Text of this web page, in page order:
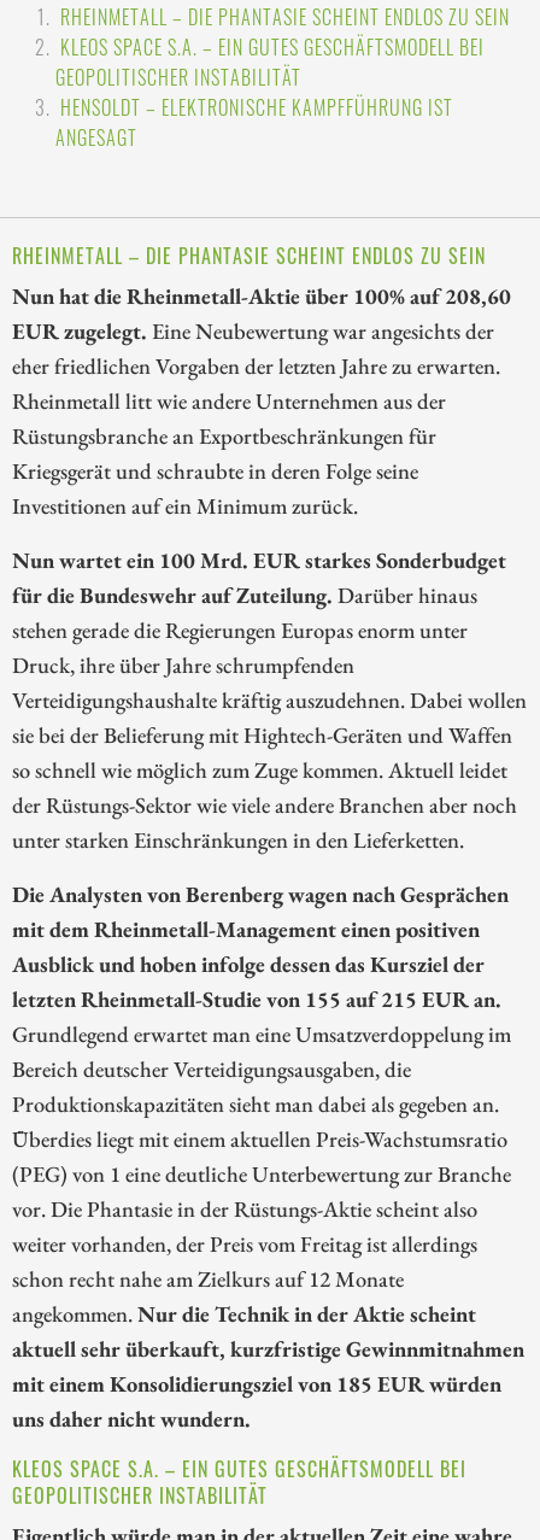
RHEINMETALL – DIE PHANTASIE SCHEINT ENDLOS ZU SEIN
KLEOS SPACE S.A. – EIN GUTES GESCHÄFTSMODELL BEI
GEOPOLITISCHER INSTABILITÄT
HENSOLDT – ELEKTRONISCHE KAMPFFÜHRUNG IST
ANGESAGT
RHEINMETALL – DIE PHANTASIE SCHEINT ENDLOS ZU SEIN
Nun hat die Rheinmetall-Aktie über 100% auf 208,60
EUR zugelegt. Eine Neubewertung war angesichts der
eher friedlichen Vorgaben der letzten Jahre zu erwarten.
Rheinmetall litt wie andere Unternehmen aus der
Rüstungsbranche an Exportbeschränkungen für
Kriegsgerät und schraubte in deren Folge seine
Investitionen auf ein Minimum zurück.
Nun wartet ein 100 Mrd. EUR starkes Sonderbudget
für die Bundeswehr auf Zuteilung. Darüber hinaus
stehen gerade die Regierungen Europas enorm unter
Druck, ihre über Jahre schrumpfenden
Verteidigungshaushalte kräftig auszudehnen. Dabei wollen
sie bei der Belieferung mit Hightech-Geräten und Waffen
so schnell wie möglich zum Zuge kommen. Aktuell leidet
der Rüstungs-Sektor wie viele andere Branchen aber noch
unter starken Einschränkungen in den Lieferketten.
Die Analysten von Berenberg wagen nach Gesprächen
mit dem Rheinmetall-Management einen positiven
Ausblick und hoben infolge dessen das Kursziel der
letzten Rheinmetall-Studie von 155 auf 215 EUR an.
Grundlegend erwartet man eine Umsatzverdoppelung im
Bereich deutscher Verteidigungsausgaben, die
Produktionskapazitäten sieht man dabei als gegeben an.
Überdies liegt mit einem aktuellen Preis-Wachstumsratio
(PEG) von 1 eine deutliche Unterbewertung zur Branche
vor. Die Phantasie in der Rüstungs-Aktie scheint also
weiter vorhanden, der Preis vom Freitag ist allerdings
schon recht nahe am Zielkurs auf 12 Monate
angekommen.Nur die Technik in der Aktie scheint
aktuell sehr überkauft, kurzfristige Gewinnmitnahmen
mit einem Konsolidierungsziel von 185 EUR würden
uns daher nicht wundern.
KLEOS SPACE S.A. – EIN GUTES GESCHÄFTSMODELL BEI
GEOPOLITISCHER INSTABILITÄT